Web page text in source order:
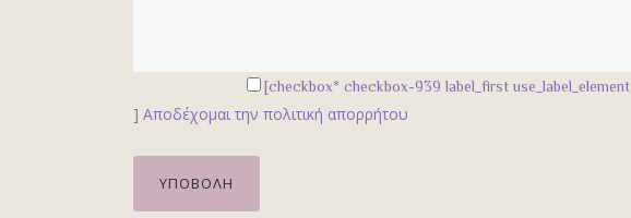
[checkbox* checkbox-939 label_first use_label_element
] Αποδέχομαι την πολιτική απορρήτου